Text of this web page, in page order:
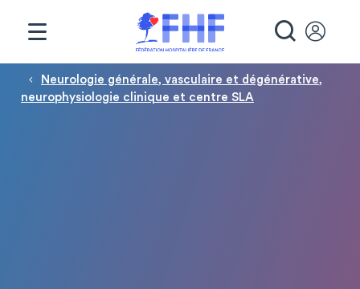
Fil d'Ariane
Neurologie générale, vasculaire et dégénérative,
neurophysiologie clinique et centre SLA
Panneau de gestion des cookies